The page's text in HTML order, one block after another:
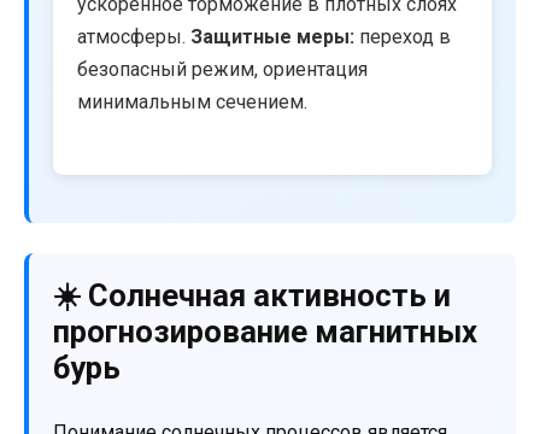
атмосферы. Защитные меры: переход в
безопасный режим, ориентация
минимальным сечением.
☀️ Солнечная активность и
прогнозирование магнитных
бурь